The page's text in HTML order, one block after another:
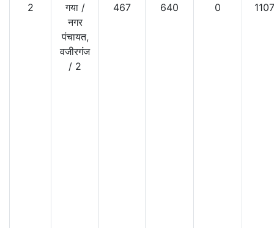
2 गया/
नगर
पंचायत,
वजीरगंज
/ 2
467 640 0 1107